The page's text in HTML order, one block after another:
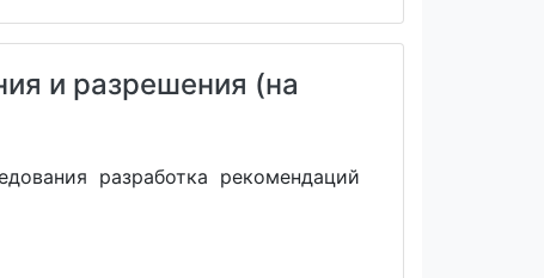
и разрешения (на
разработка рекомендаций